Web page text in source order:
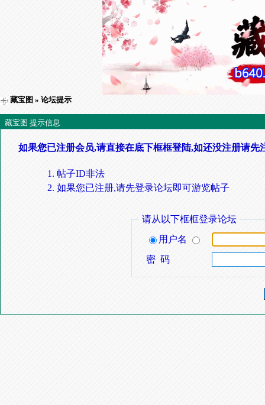
藏宝图 » 论坛提示
藏宝图 提示信息
如果您已注册会员,请直接在底下框框登陆,如还没注册请先
帖子ID非法
如果您已注册,请先登录论坛即可游览帖子
请从以下框框登录论坛
用户名
密 码